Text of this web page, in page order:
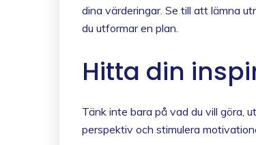
dina värderingar. Se till att lämna
du utformar en plan.
Hitta din
Tänk inte bara på vad du vill göra,
perspektiv och stimulera